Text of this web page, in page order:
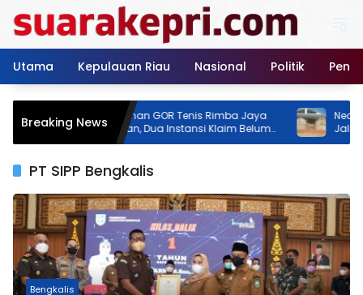
konten
Utama
Kepulauan Riau Nasional Politik
Breaking News
Pembangunan GOR Tenis Rimba Jaya
Jadi Sorotan, Dua Instansi Klaim Belum
Ada Izin
Neo Feodal!
Jalan Rimba
Izin, Pemilik
PT SIPP Bengkalis
Bengkalis